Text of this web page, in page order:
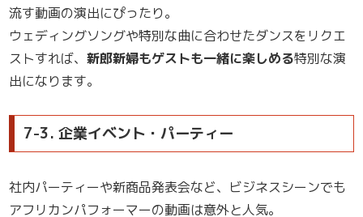
流す動画の演出にぴったり。
ウェディングソングや特別な曲に合わせたダンスをリクエ
ストすれば、 新郎新婦もゲストも一緒に楽しめる特別な演
出になります。
7-3. 企業イベント・パーティー
社内パーティーや新商品発表会など、ビジネスシーンでも
アフリカンパフォーマーの動画は意外と人気。